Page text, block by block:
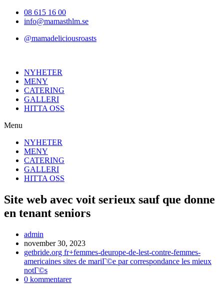
Hoppa08 615 16 00
info@mamasthlm.se
@mamadeliciousroasts
NYHETER
MENY
CATERING
GALLERI
HITTA OSS
Menu
NYHETER
MENY
CATERING
GALLERI
HITTA OSS
Site web avec voit serieux sauf que donne
en tenant seniors
Inläggsförfattare:
admin
Inlägget
publicerat:
november 30, 2023
Inläggskategori:
getbride.org fr+femmes-deurope-de-lest-contre-femmes-
americaines sites de mariГ©e par correspondance les mieux
notГ©s
Kommentarer
0 kommentarer